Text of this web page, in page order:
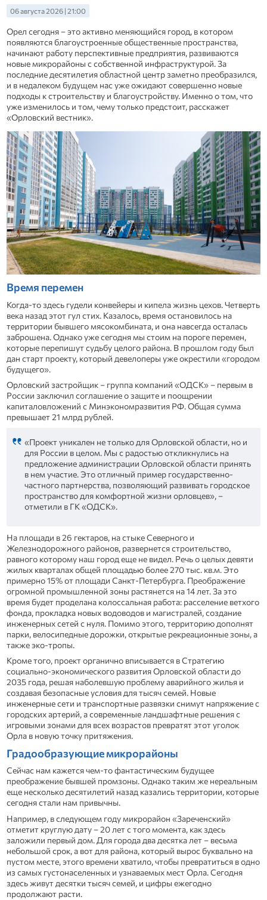
06 августа 2026 | 21:00
Орел сегодня – это активно меняющийся город, в котором
появляются благоустроенные общественные пространства,
начинают работу перспективные предприятия, развиваются
новые микрорайоны с собственной инфраструктурой. За
последние десятилетия областной центр заметно преобразился,
и в недалеком будущем нас уже ожидают совершенно новые
подходы к строительству и благоустройству. Именно о том, что
уже изменилось и том, чему только предстоит, расскажет
«Орловский вестник».
Время перемен
Когда-то здесь гудели конвейеры и кипела жизнь цехов. Четверть
века назад этот гул стих. Казалось, время остановилось на
территории бывшего мясокомбината, и она навсегда осталась
заброшена. Однако уже сегодня мы стоим на пороге перемен,
которые перепишут судьбу целого района. В прошлом году был
дан старт проекту, который девелоперы уже окрестили «городом
будущего».
Орловский застройщик – группа компаний «ОДСК» – первым в
России заключил соглашение о защите и поощрении
капиталовложений с Минэкономразвития РФ. Общая сумма
превышает 21 млрд рублей.
«Проект уникален не только для Орловской области, но и
для России в целом. Мы с радостью откликнулись на
предложение администрации Орловской области принять
в нем участие. Это отличный пример государственно-
частного партнерства, позволяющий развивать городское
пространство для комфортной жизни орловцев», –
отметили в ГК «ОДСК».
На площади в 26 гектаров, на стыке Северного и
Железнодорожного районов, развернется строительство,
равного которому наш город еще не видел. Речь о целых девяти
жилых кварталах общей площадью более 270 тыс. кв.м. Это
примерно 15% от площади Санкт-Петербурга. Преображение
огромной промышленной зоны растянется на 14 лет. За это
время будет проделана колоссальная работа: расселение ветхого
фонда, прокладка новых водоводов и магистралей, создание
инженерных сетей с нуля. Помимо этого, территорию дополнят
парки, велосипедные дорожки, открытые рекреационные зоны, а
также эко-тропы.
Кроме того, проект органично вписывается в Стратегию
социально-экономического развития Орловской области до
2035 года, решая наболевшую проблему аварийного жилья и
создавая безопасные условия для тысяч семей. Новые
инженерные сети и транспортные развязки снимут напряжение с
городских артерий, а современные ландшафтные решения с
игровыми зонами для всех возрастов превратят этот уголок
Орла в новую точку притяжения.
Градообразующие микрорайоны
Сейчас нам кажется чем-то фантастическим будущее
преображение бывшей промзоны. Однако таким же нереальным
еще несколько десятилетий назад казались территории, которые
сегодня стали нам привычны.
Например, в следующем году микрорайон «Зареченский»
отметит круглую дату – 20 лет с того момента, как здесь
заложили первый дом. Для города два десятка лет – весьма
небольшой срок, а вот для района, который вырос буквально на
пустом месте, этого времени хватило, чтобы превратиться в одно
из самых густонаселенных и узнаваемых мест Орла. Сегодня
здесь живут десятки тысяч семей, и цифры ежегодно
продолжают расти.